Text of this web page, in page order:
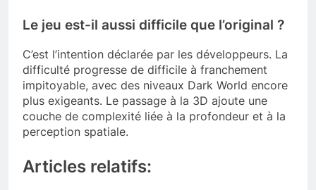
Le jeu est-il aussi difficile que l’original ?
C’est l’intention déclarée par les développeurs. La
difficulté progresse de difficile à franchement
impitoyable, avec des niveaux Dark World encore
plus exigeants. Le passage à la 3D ajoute une
couche de complexité liée à la profondeur et à la
perception spatiale.
Articles relatifs: